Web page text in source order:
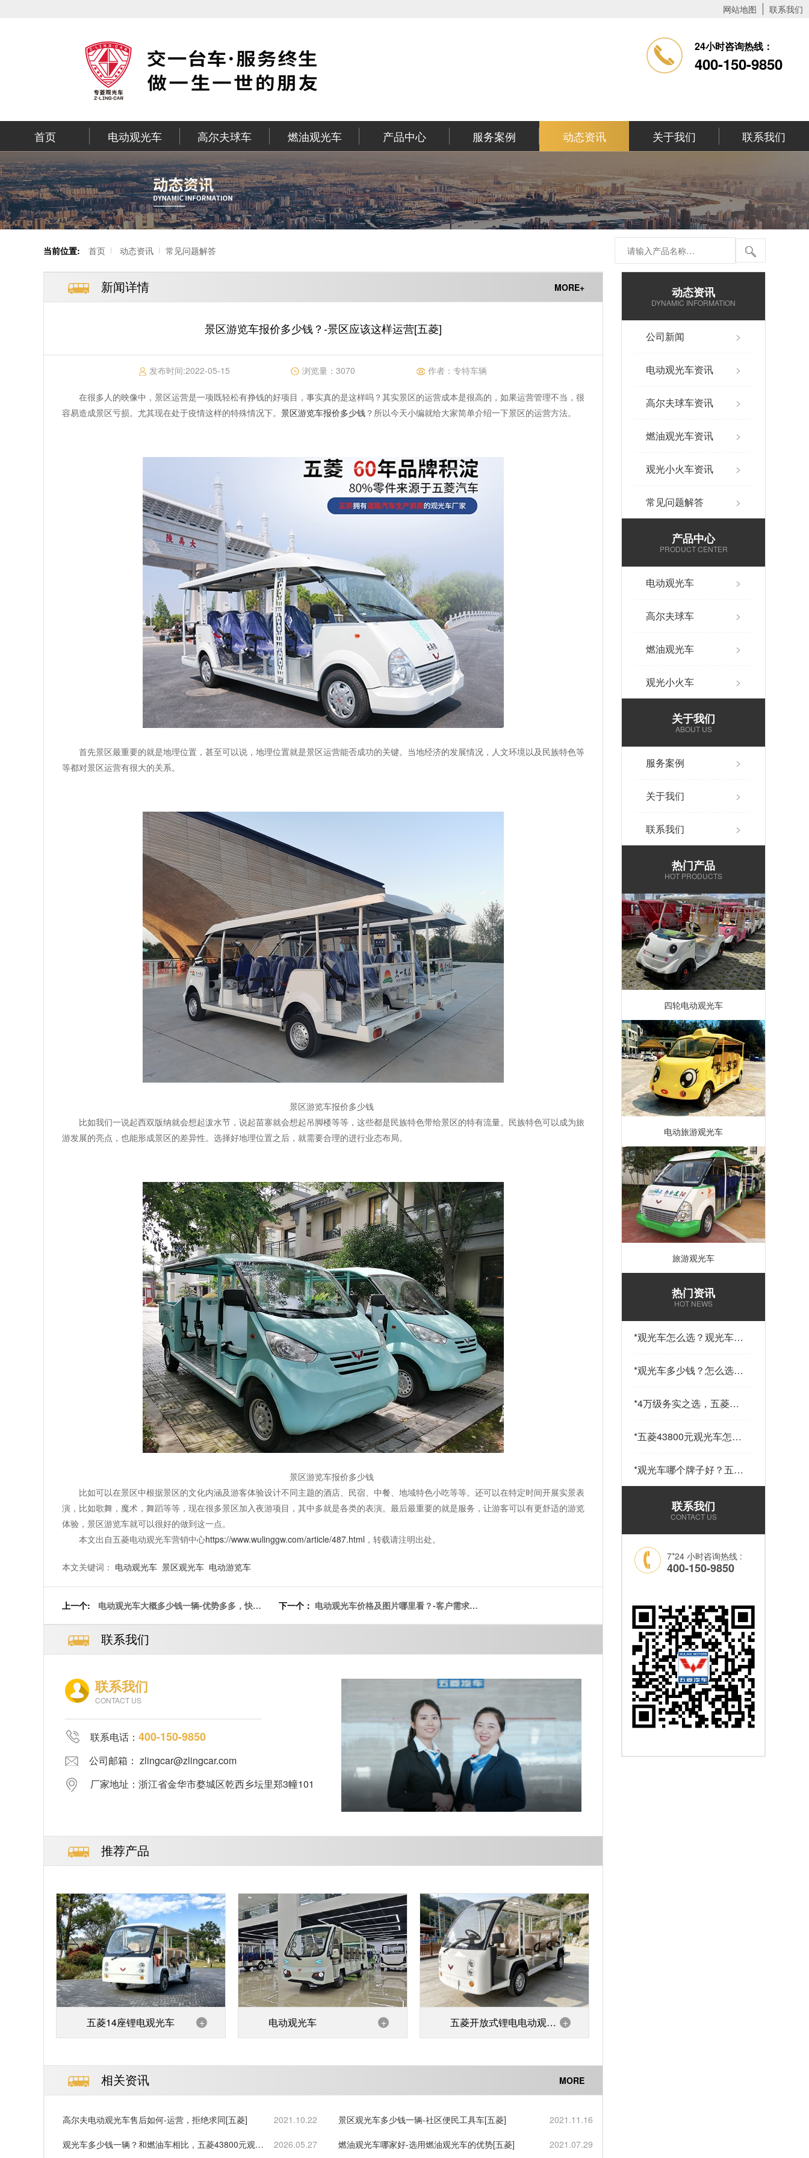
网站地图 联系我们
24小时咨询热线：
400-150-9850
首页 电动观光车 高尔夫球车 燃油观光车 产品中心 服务案例 动态资讯 关于我们 联系我们
当前位置: 首页 动态资讯 常见问题解答
新闻详情 MORE+
景区游览车报价多少钱？-景区应该这样运营[五菱]
发布时间:2022-05-15 浏览量：3070 作者： 专特车辆
在很多人的映像中，景区运营是一项既轻松有挣钱的好项目，事实真的是这样吗？其实景区的运营成本是很高的，如果运营管理不当，很
容易造成景区亏损。尤其现在处于疫情这样的特殊情况下。 景区游览车报价多少钱 ？所以今天小编就给大家简单介绍一下景区的运营方法。
首先景区最重要的就是地理位置，甚至可以说，地理位置就是景区运营能否成功的关键。当地经济的发展情况，人文环境以及民族特色等
等都对景区运营有很大的关系。
景区游览车报价多少钱
比如我们一说起西双版纳就会想起泼水节，说起苗寨就会想起吊脚楼等等，这些都是民族特色带给景区的特有流量。民族特色可以成为旅
游发展的亮点，也能形成景区的差异性。选择好地理位置之后，就需要合理的进行业态布局。
景区游览车报价多少钱
比如可以在景区中根据景区的文化内涵及游客体验设计不同主题的酒店、民宿、中餐、地域特色小吃等等。还可以在特定时间开展实景表
演，比如歌舞，魔术，舞蹈等等，现在很多景区加入夜游项目，其中多就是各类的表演。最后最重要的就是服务，让游客可以有更舒适的游览
体验，景区游览车就可以很好的做到这一点。
本文出自五菱电动观光车营销中心https://www.wulinggw.com/article/487.html ，转载请注明出处。
本文关键词： 电动观光车 景区观光车 电动游览车
上一个:
电动观光车大概多少钱一辆-优势多多，快来
下一个： 电动观光车价格及图片哪里看？-客户需求就
联系我们
联系我们
CONTACT US
联系电话： 400-150-9850
公司邮箱： zlingcar@zlingcar.com
厂家地址：浙江省金华市婺城区乾西乡坛里郑3幢101
推荐产品
五菱14座锂电观光车 + 电动观光车 + 五菱开放式锂电电动观光 +
相关资讯 MORE
高尔夫电动观光车售后如何-运营，拒绝求同[五菱] 2021.10.22 景区观光车多少钱一辆-社区便民工具车[五菱] 2021.11.16
观光车多少钱一辆？和燃油车相比，五菱43800元观光
2026.05.27 燃油观光车哪家好-选用燃油观光车的优势[五菱] 2021.07.29
动态资讯
DYNAMIC INFORMATION
公司新闻 >
电动观光车资讯 >
高尔夫球车资讯 >
燃油观光车资讯 >
观光小火车资讯 >
常见问题解答 >
产品中心
PRODUCT CENTER
电动观光车 >
高尔夫球车 >
燃油观光车 >
观光小火车 >
关于我们
ABOUT US
服务案例 >
关于我们 >
联系我们 >
热门产品
HOT PRODUCTS
四轮电动观光车
电动旅游观光车
旅游观光车
热门资讯
HOT NEWS
*观光车怎么选？观光车多
14座观光车——购车指南
请查收…
*观光车多少钱？怎么选？
答案…
*4万级务实之选，五菱
与性价比…
*五菱43800元观光车怎么
一公里”接驳更舒心！…
*观光车哪个牌子好？五菱
43800元14座锂电观光车
——选靠谱品牌，看质量
和耐用就够了！…
联系我们
CONTACT US
7*24 小时咨询热线 :
400-150-9850